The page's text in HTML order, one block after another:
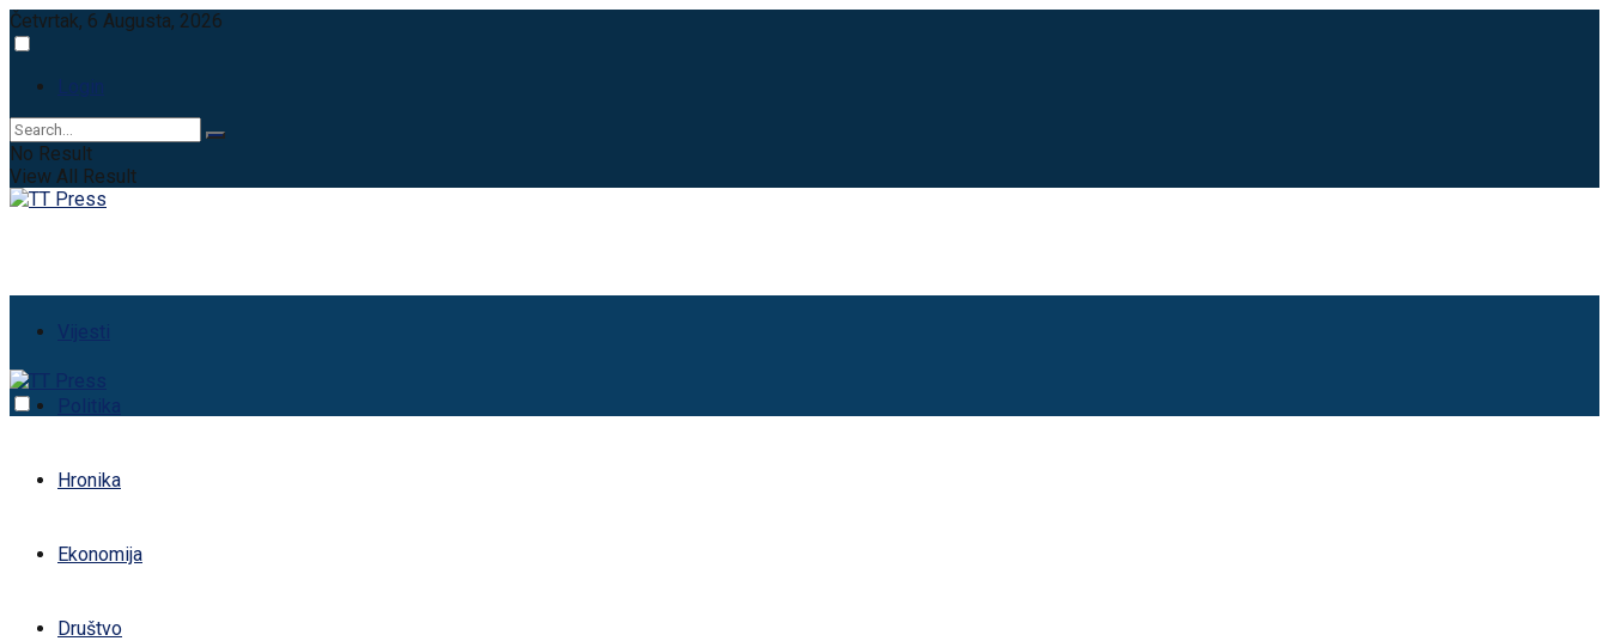
Četvrtak, 6 Augusta, 2026
Login
No Result
View All Result
Vijesti
Politika
Hronika
Ekonomija
Društvo